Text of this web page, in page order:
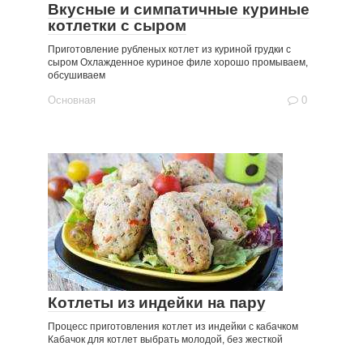
Вкусные и симпатичные куриные
котлетки с сыром
Приготовление рубленых котлет из куриной грудки с
сыром Охлажденное куриное филе хорошо промываем,
обсушиваем
Основная 0
Котлеты из индейки на пару
Процесс приготовления котлет из индейки с кабачком
Кабачок для котлет выбрать молодой, без жесткой